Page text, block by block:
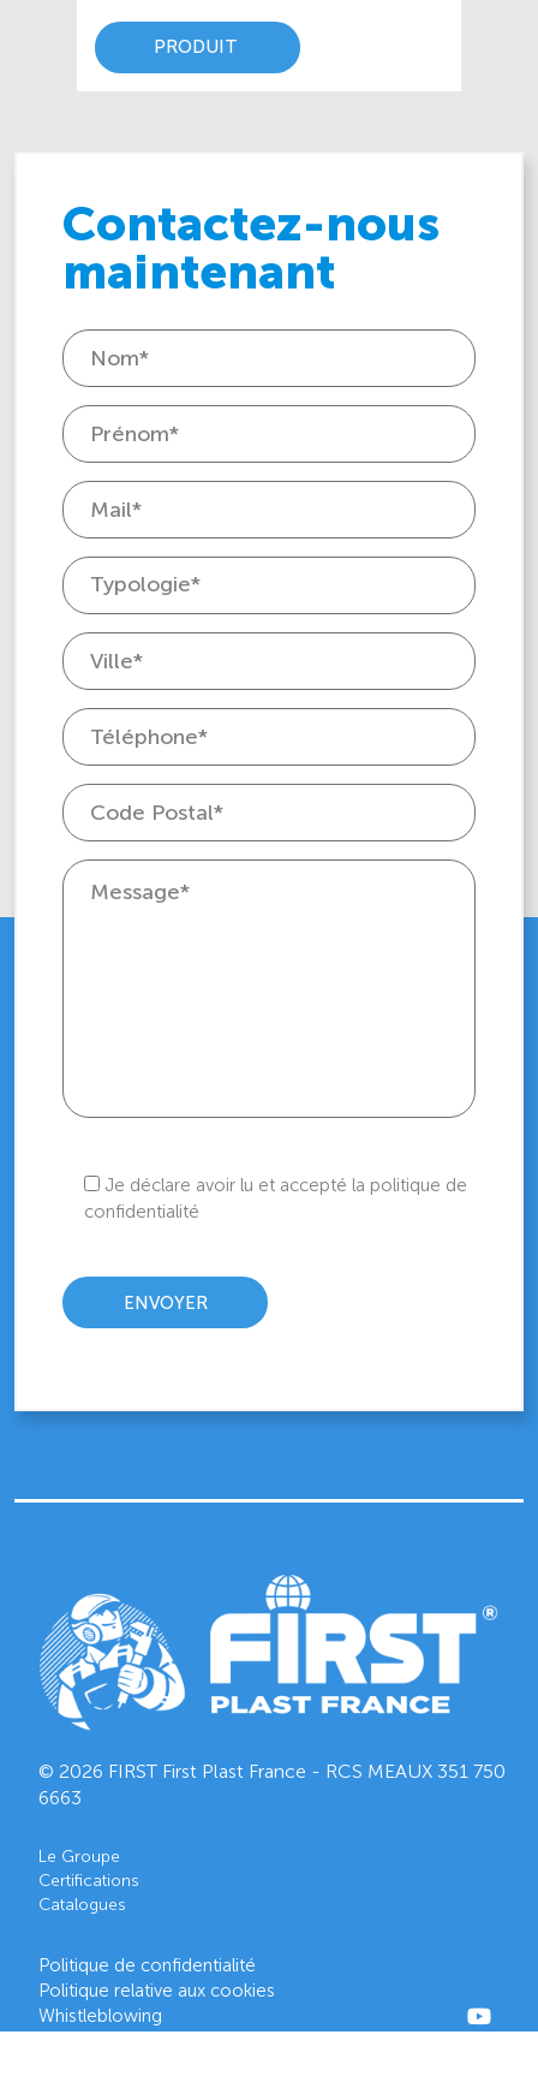
PRODUIT
Contactez-nous
maintenant
Je déclare avoir lu et accepté la politique de
confidentialité
© 2026 FIRST First Plast France - RCS MEAUX 351 750
6663
Le Groupe
Certifications
Catalogues
Politique de confidentialité
Politique relative aux cookies
Whistleblowing